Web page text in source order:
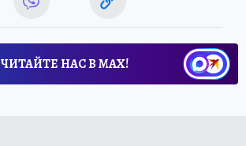
ЧИТАЙТЕ НАС В МАХ!